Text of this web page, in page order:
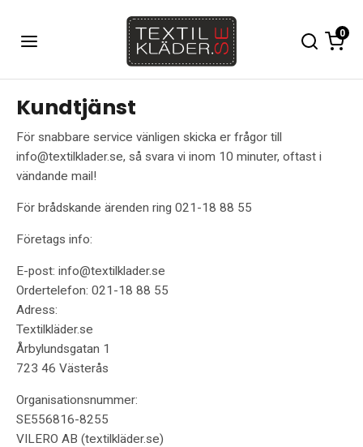
0
Kundtjänst
För snabbare service vänligen skicka er frågor till
info@textilklader.se, så svara vi inom 10 minuter, oftast i
vändande mail!
För brådskande ärenden ring 021-18 88 55
Företags info:
E-post: info@textilklader.se
Ordertelefon: 021-18 88 55
Adress:
Textilkläder.se
Årbylundsgatan 1
723 46 Västerås
Organisationsnummer:
SE556816-8255
VILERO AB (textilkläder.se)